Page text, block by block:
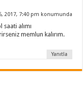
2017, 7:40 pm konumunda
alımı
memlun kalırım.
Yanıtla